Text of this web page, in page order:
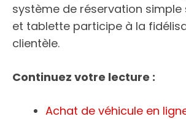
système de réservation simple
et tablette participe à la
clientèle.
Continuez votre lecture :
Achat de véhicule en